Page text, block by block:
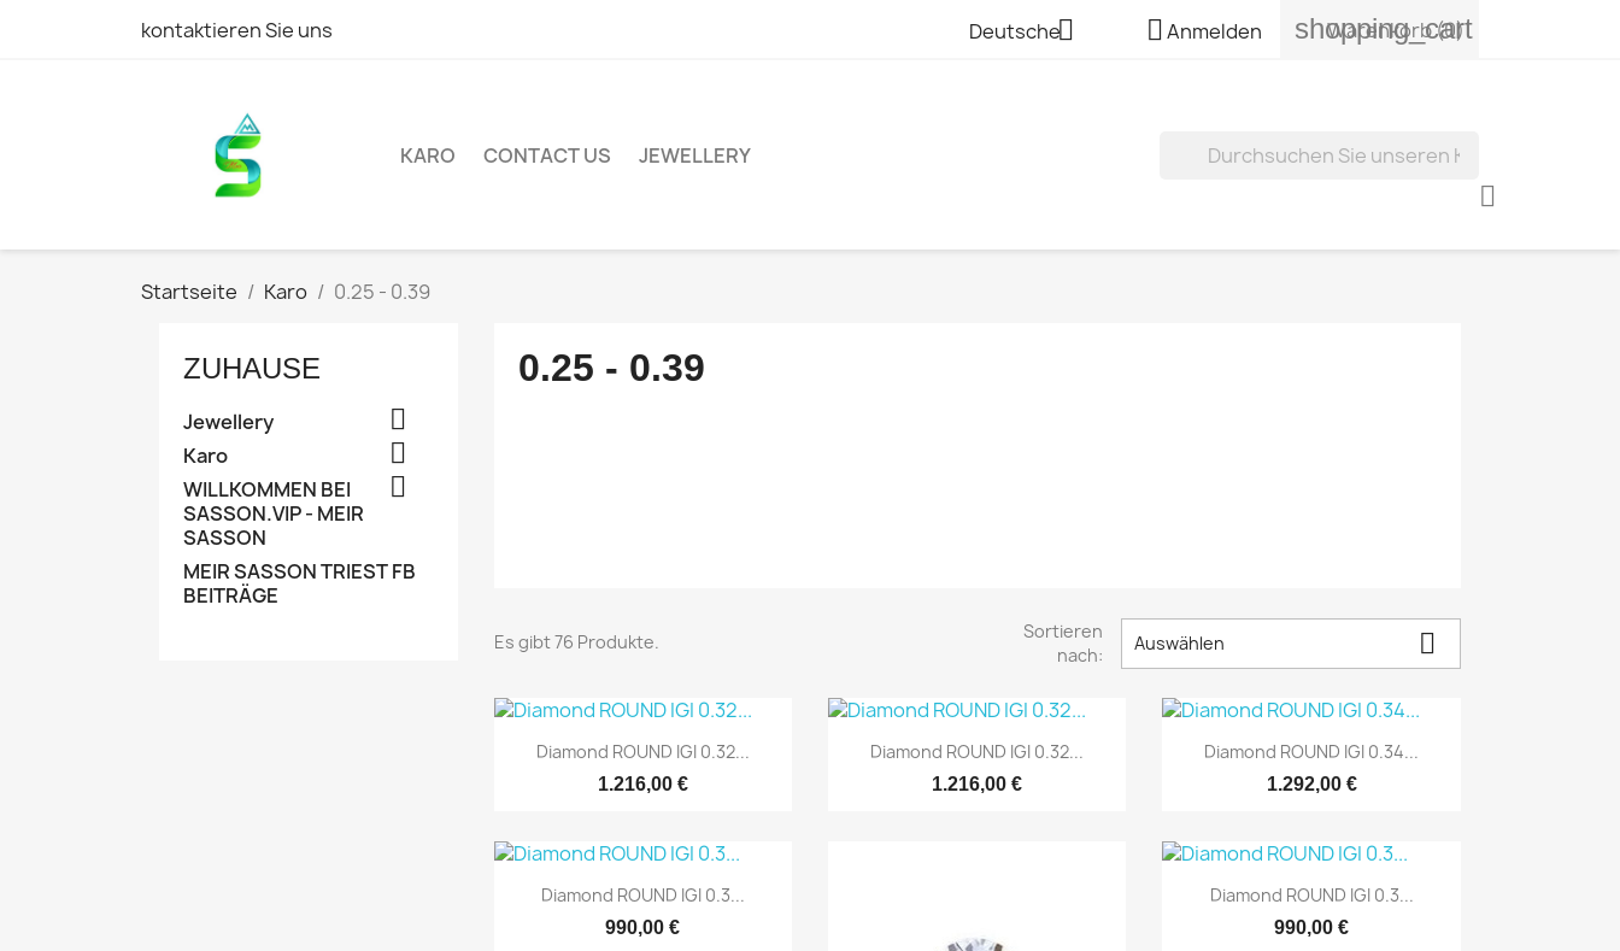
kontaktieren Sie uns Deutsche Anmelden shopping_cart
Warenkorb(0)
KARO CONTACT US JEWELLERY

Startseite Karo 0.25 - 0.39
ZUHAUSE
Jewellery 
Karo 
WILLKOMMEN BEI
SASSON.VIP - MEIR
SASSON

MEIR SASSON TRIEST FB
BEITRÄGE
0.25 - 0.39
Es gibt 76 Produkte.
Sortieren
nach:
Auswählen 
 Schnellansicht
Diamond ROUND IGI 0.32...
1.216,00 €
 Schnellansicht
Diamond ROUND IGI 0.32...
1.216,00 €
 Schnellansicht
Diamond ROUND IGI 0.34...
1.292,00 €
 Schnellansicht
Diamond ROUND IGI 0.3...
990,00 €
 Schnellansicht
Diamond ROUND IGI 0.3...
990,00 €